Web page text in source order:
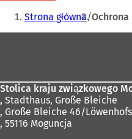
Jesteś
tutaj:
Strona główna Ochrona
Stolica kraju związkowego
, Stadthaus, Große Bleiche
, Große Bleiche 46/
, 55116 Moguncja